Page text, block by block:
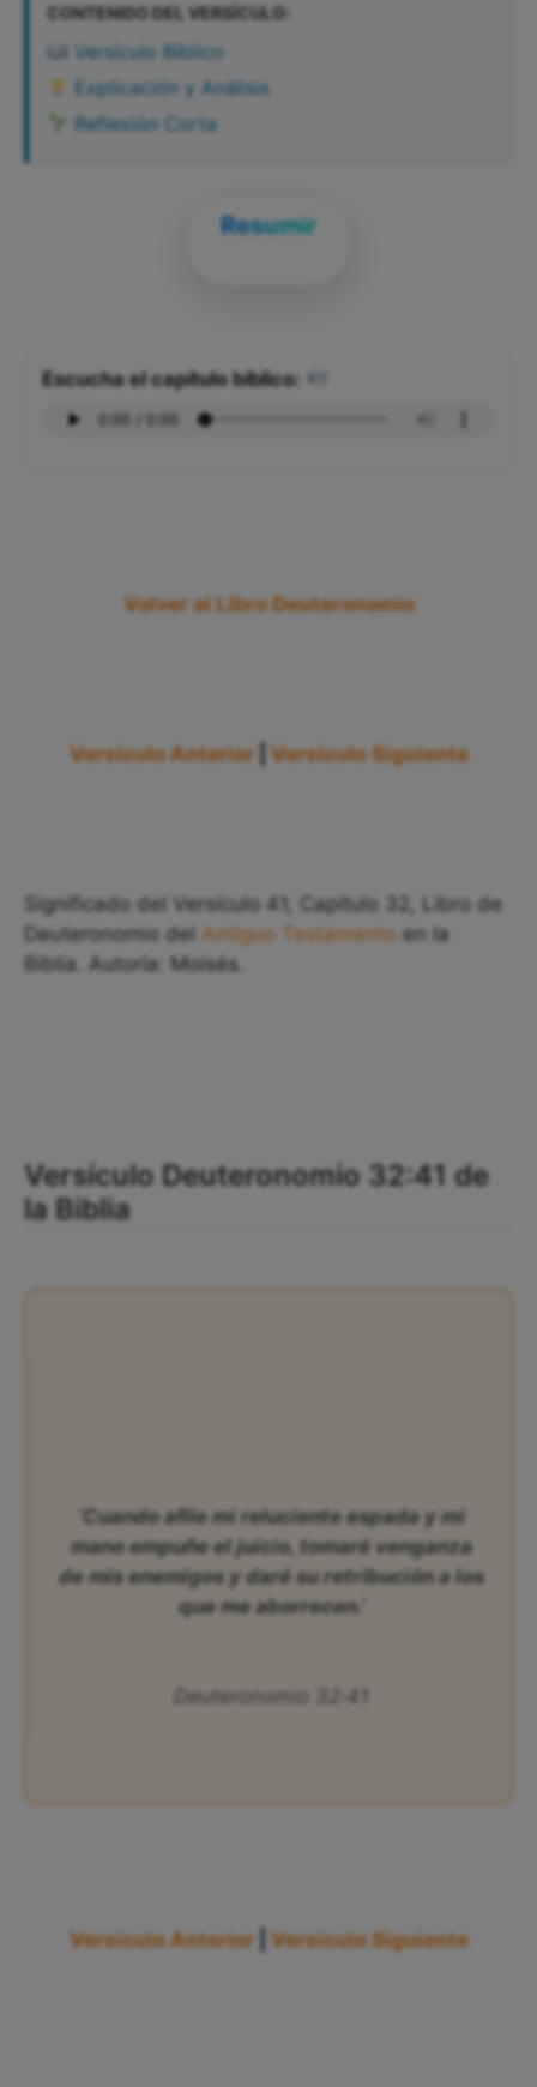
CONTENIDO DEL VERSÍCULO:
Versículo Bíblico
Explicación y Análisis
Reflexión Corta
Resumir
Escucha el capítulo bíblico:
Volver al Libro Deuteronomio
Versículo Anterior Versículo Siguiente
Significado del Versículo 41, Capítulo 32, Libro de
Deuteronomio del Antiguo Testamento en la
Biblia. Autoría: Moisés.
Versículo Deuteronomio 32:41 de
la Biblia
‘Cuando afile mi reluciente espada y mi
mano empuñe el juicio, tomaré venganza
de mis enemigos y daré su retribución a los
que me aborrecen.’
Deuteronomio 32:41
Versículo Anterior Versículo Siguiente